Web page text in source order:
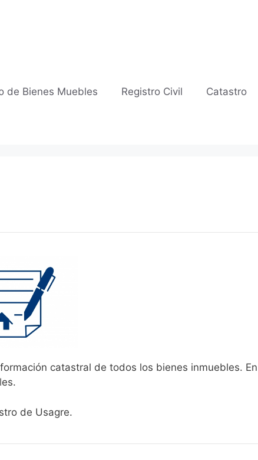
de Bienes Muebles Registro Civil Catastro
catastral de todos los bienes inmuebles.
de Usagre.